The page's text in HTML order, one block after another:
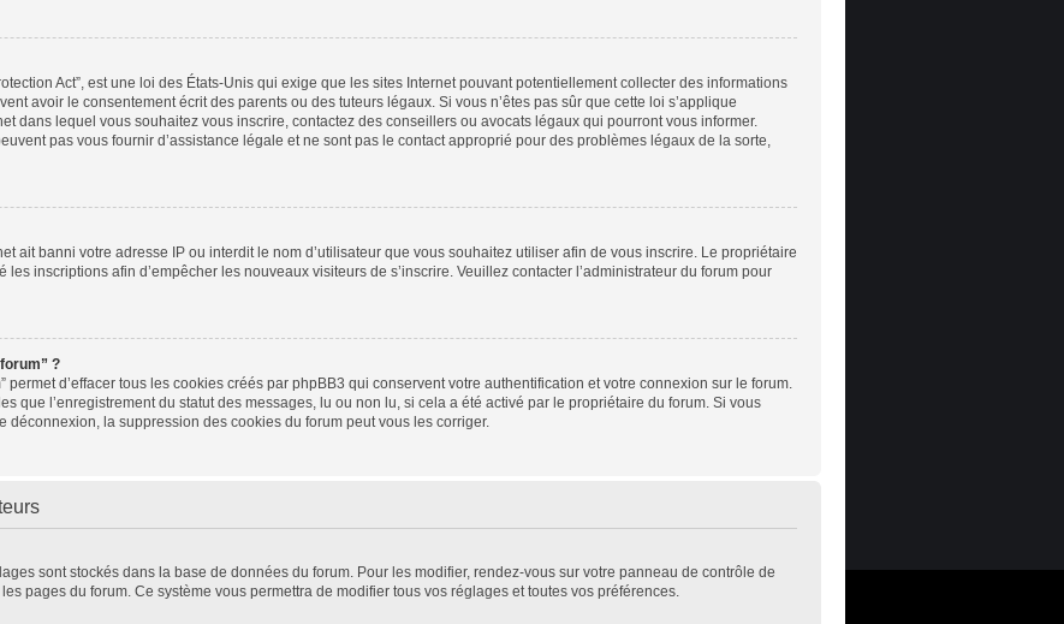
Act”, est une loi des États-Unis qui exige que les sites Internet pouvant potentiellement collecter des informations
avoir le consentement écrit des parents ou des tuteurs légaux. Si vous n’êtes pas sûr que cette loi s’applique
dans lequel vous souhaitez vous inscrire, contactez des conseillers ou avocats légaux qui pourront vous informer.
pas vous fournir d’assistance légale et ne sont pas le contact approprié pour des problèmes légaux de la sorte,
ait banni votre adresse IP ou interdit le nom d’utilisateur que vous souhaitez utiliser afin de vous inscrire. Le propriétaire
inscriptions afin d’empêcher les nouveaux visiteurs de s’inscrire. Veuillez contacter l’administrateur du forum pour
?
permet d’effacer tous les cookies créés par phpBB3 qui conservent votre authentification et votre connexion sur le forum.
que l’enregistrement du statut des messages, lu ou non lu, si cela a été activé par le propriétaire du forum. Si vous
la suppression des cookies du forum peut vous les corriger.
sont stockés dans la base de données du forum. Pour les modifier, rendez-vous sur votre panneau de contrôle de
pages du forum. Ce système vous permettra de modifier tous vos réglages et toutes vos préférences.